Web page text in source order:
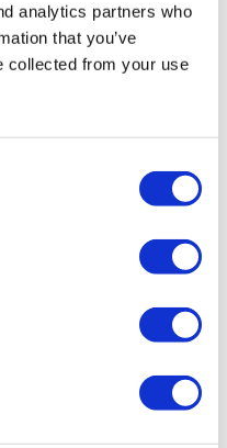
analytics partners who
that you’ve
collected from your use
RYCHLE
formuláře
a po schválení
peníze.
cokoliv. Třeba